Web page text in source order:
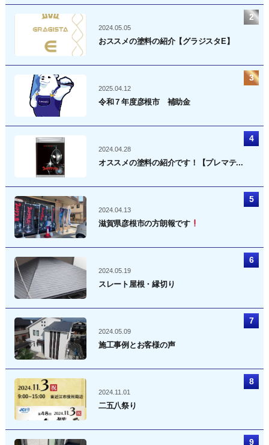
2024.05.05
おススメの塗料の紹介【グラジスタE】
2025.04.12
令和７年度彦根市 補助金
2024.04.28
オススメの塗料の紹介です！【プレマテ...
2024.04.13
滋賀県彦根市の方朗報です
2024.05.19
スレート屋根・縁切り
2024.05.09
施工事例とお客様の声
2024.11.01
二五八祭り